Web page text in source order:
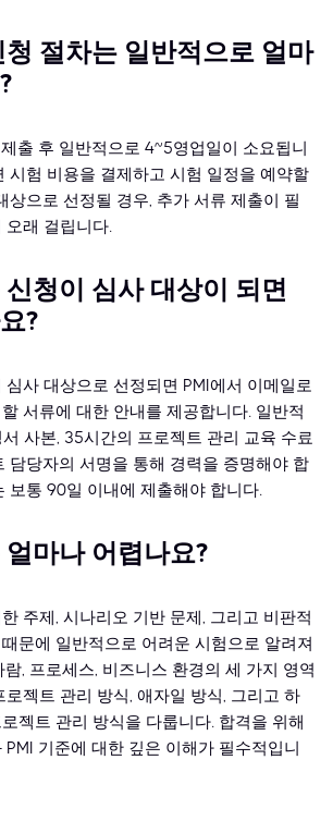
청 절차는 일반적으로 얼마
출 후 일반적으로 4~5영업일이 소요됩니
시험 비용을 결제하고 시험 일정을 예약할
상으로 선정될 경우, 추가 서류 제출이 필
오래 걸립니다.
신청이 심사 대상이 되면
?
심사 대상으로 선정되면 PMI에서 이메일로
서류에 대한 안내를 제공합니다. 일반적
사본, 35시간의 프로젝트 관리 교육 수료
담당자의 서명을 통해 경력을 증명해야 합
보통 90일 이내에 제출해야 합니다.
얼마나 어렵나요?
주제, 시나리오 기반 문제, 그리고 비판적
문에 일반적으로 어려운 시험으로 알려져
, 프로세스, 비즈니스 환경의 세 가지 영역
젝트 관리 방식, 애자일 방식, 그리고 하
젝트 관리 방식을 다룹니다. 합격을 위해
기준에 대한 깊은 이해가 필수적입니